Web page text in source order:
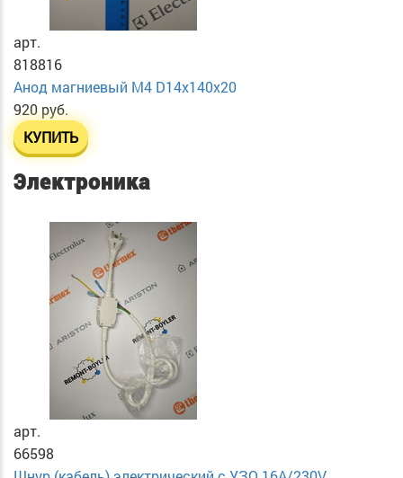
арт.
818816
Анод магниевый М4 D14х140х20
920 руб.
КУПИТЬ
Электроника
арт.
66598